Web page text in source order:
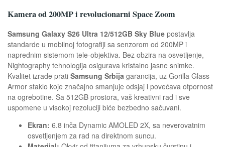
Kamera od 200MP i revolucionarni Space Zoom
Samsung Galaxy S26 Ultra 12/512GB Sky Blue postavlja
standarde u mobilnoj fotografiji sa senzorom od 200MP i
naprednim sistemom tele-objektiva. Bez obzira na osvetljenje,
Nightography tehnologija osigurava kristalno jasne snimke.
Kvalitet izrade prati Samsung Srbija garancija, uz Gorilla Glass
Armor staklo koje značajno smanjuje odsjaj i povećava otpornost
na ogrebotine. Sa 512GB prostora, vaš kreativni rad i sve
uspomene u visokoj rezoluciji biće bezbedno sačuvani.
Ekran: 6.8 inča Dynamic AMOLED 2X, sa neverovatnim
osvetljenjem za rad na direktnom suncu.